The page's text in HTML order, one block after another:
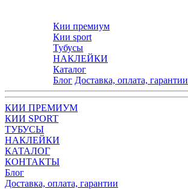
Кии премиум
Кии sport
Тубусы
НАКЛЕЙКИ
Каталог
Блог Доставка, оплата, гарантии
КИИ ПРЕМИУМ
КИИ SPORT
ТУБУСЫ
НАКЛЕЙКИ
КАТАЛОГ
КОНТАКТЫ
Блог
Доставка, оплата, гарантии